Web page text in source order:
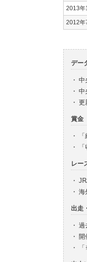
2013年
2012年
デー
・ 中
・ 中
・ 更
賞金
・
・
レー
・
・ 海
出走
・ 過
・ 開
・